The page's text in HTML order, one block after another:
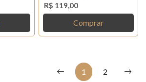
R$ 119,00
Comprar
1 2